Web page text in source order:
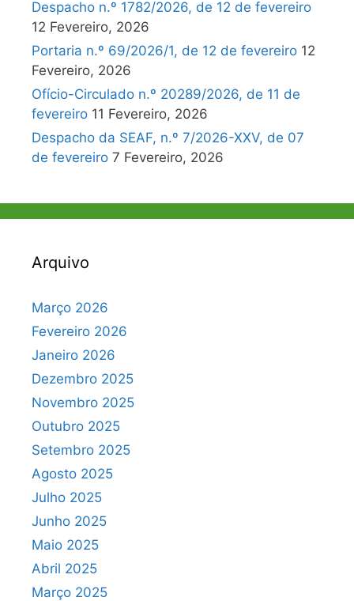
Despacho n.º 1782/2026, de 12 de fevereiro
12 Fevereiro, 2026
Portaria n.º 69/2026/1, de 12 de fevereiro 12
Fevereiro, 2026
Ofício-Circulado n.º 20289/2026, de 11 de
fevereiro 11 Fevereiro, 2026
Despacho da SEAF, n.º 7/2026-XXV, de 07
de fevereiro 7 Fevereiro, 2026
Arquivo
Março 2026
Fevereiro 2026
Janeiro 2026
Dezembro 2025
Novembro 2025
Outubro 2025
Setembro 2025
Agosto 2025
Julho 2025
Junho 2025
Maio 2025
Abril 2025
Março 2025